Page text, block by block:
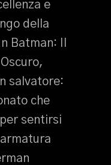
e
della
Batman: Il
salvatore:
che
sentirsi